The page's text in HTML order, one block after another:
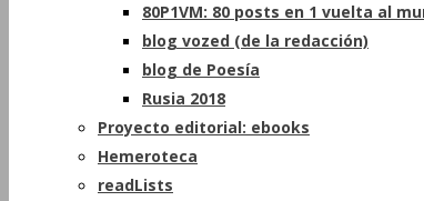
80P1VM: 80 posts en 1 vuelta al
blog vozed (de la redacción)
blog de Poesía
Rusia 2018
Proyecto editorial: ebooks
Hemeroteca
readLists